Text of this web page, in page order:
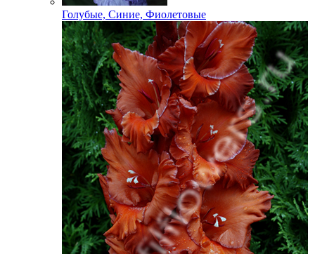
Голубые, Синие, Фиолетовые